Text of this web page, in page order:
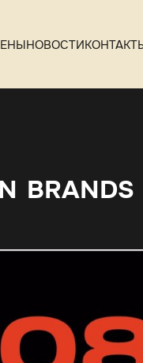
НОВОСТИ
BRANDS